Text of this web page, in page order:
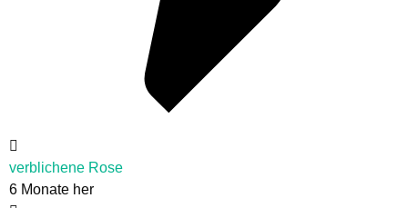
verblichene Rose
6 Monate her